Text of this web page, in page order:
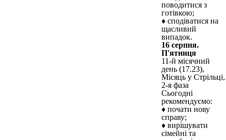
поводитися з
готівкою;
♦ сподіватися на
щасливий
випадок.
16 серпня.
П'ятниця
11-й місячний
день (17.23),
Місяць у Стрільці,
2-я фаза
Сьогодні
рекомендуємо:
♦ почати нову
справу;
♦ вирішувати
сімейні та